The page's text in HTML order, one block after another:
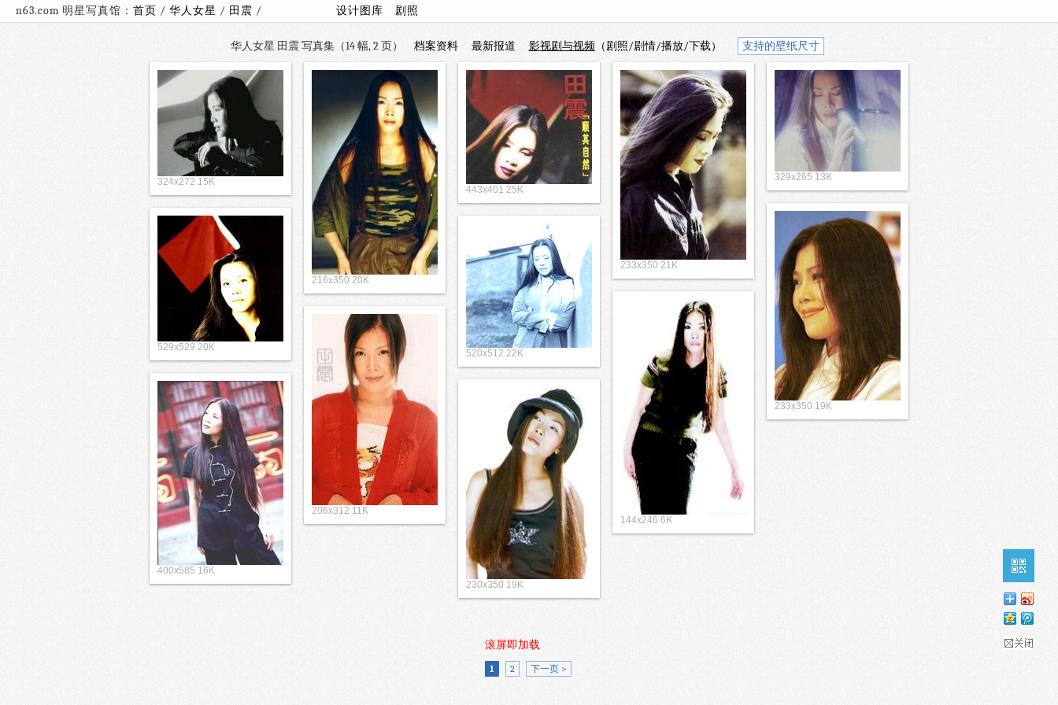
n63.com 明星写真馆： 首页 / 华人女星 / 田震 / 设计图库 剧照
华人女星 田震 写真集（14 幅, 2 页） 档案资料 最新报道 影视剧与视频（剧照/剧情/播放/下载） 支持的壁纸尺寸
324x272 15K
216x350 20K
443x401 25K
233x350 21K
329x265 13K
233x350 19K
529x529 20K
520x512 22K
144x246 6K
206x312 11K
400x585 16K
230x350 19K
滚屏即加载
1 2 下一页 >